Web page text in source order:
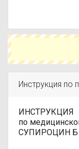
Инструкция по
ИНСТРУКЦИЯ
по
СУПИРОЦИН Б